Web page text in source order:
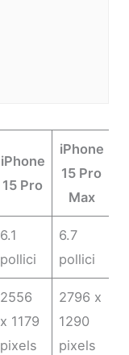
iPhone
15 Pro
iPhone
15 Pro
Max
6.1
pollici
6.7
pollici
2556
x 1179
pixels
2796 x
1290
pixels